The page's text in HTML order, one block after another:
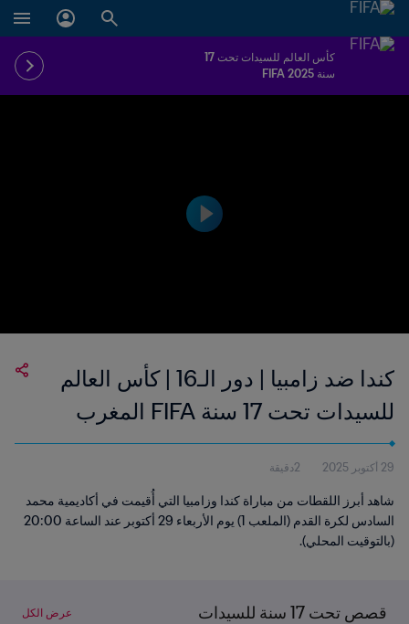
كأس العالم للسيدات تحت 17
سنة FIFA 2025
كندا ضد زامبيا | دور الـ16 | كأس العالم
للسيدات تحت 17 سنة FIFA المغرب
2025™ | أبرز اللقطات
29 أكتوبر 2025 2دقيقة
شاهد أبرز اللقطات من مباراة كندا وزامبيا التي أُقيمت في أكاديمية محمد
السادس لكرة القدم (الملعب 1) يوم الأربعاء 29 أكتوبر عند الساعة 20:00
(بالتوقيت المحلي).
قصص تحت 17 سنة للسيدات عرض الكل